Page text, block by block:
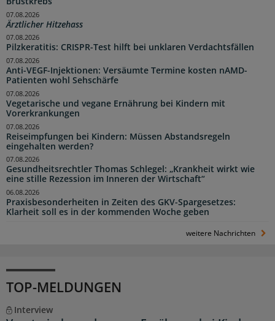
Ärztlicher Hitzehass
07.08.2026
Pilzkeratitis: CRISPR-Test hilft bei unklaren Verdachtsfällen
07.08.2026
Anti-VEGF-Injektionen: Versäumte Termine kosten nAMD-
Patienten wohl Sehschärfe
07.08.2026
Vegetarische und vegane Ernährung bei Kindern mit
Vorerkrankungen
07.08.2026
Reiseimpfungen bei Kindern: Müssen Abstandsregeln
eingehalten werden?
07.08.2026
Gesundheitsrechtler Thomas Schlegel: „Krankheit wirkt wie
eine stille Rezession im Inneren der Wirtschaft“
07.08.2026
Praxisbesonderheiten in Zeiten des GKV-Spargesetzes:
Klarheit soll es in der kommenden Woche geben
06.08.2026
weitere Nachrichten
TOP-MELDUNGEN
Interview